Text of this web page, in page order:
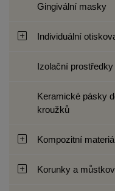
Gingivální masky
Individuální
Izolační prostředky
Keramické pásky
kroužků
Kompozitní
Korunky a